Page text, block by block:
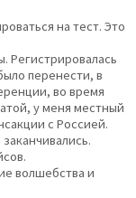
на тест. Это
Регистрировалась
перенести, в
во время
у меня местный
с Россией.
волшебства и